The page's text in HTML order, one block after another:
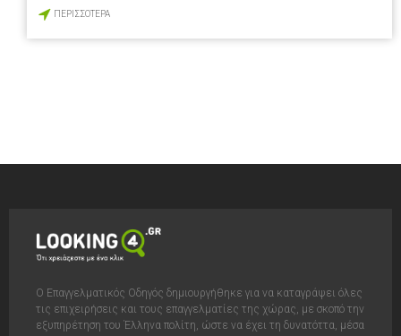
ΠΕΡΙΣΣΟΤΕΡΑ
Ο Επαγγελματικός Οδηγός δημιουργήθηκε για να καταγράψει όλες
τις επιχειρήσεις και τους επαγγελματίες της χώρας, με σκοπό την
εξυπηρέτηση του Έλληνα πολίτη, ώστε να έχει τη δυνατόττα, μέσα